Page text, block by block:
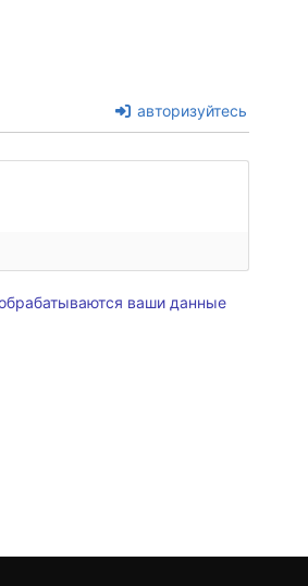
авторизуйтесь
ваши данные